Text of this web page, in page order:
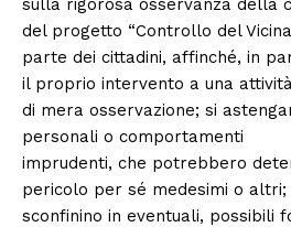
sulla rigorosa osservanza della
del progetto “Controllo del
parte dei cittadini, affinché, in
il proprio intervento a una attività
di mera osservazione; si
personali o comportamenti
imprudenti, che potrebbero
pericolo per sé medesimi o altri;
sconfinino in eventuali, possibili